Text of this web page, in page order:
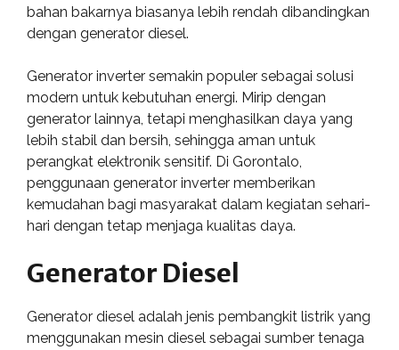
bahan bakarnya biasanya lebih rendah dibandingkan
dengan generator diesel.
Generator inverter semakin populer sebagai solusi
modern untuk kebutuhan energi. Mirip dengan
generator lainnya, tetapi menghasilkan daya yang
lebih stabil dan bersih, sehingga aman untuk
perangkat elektronik sensitif. Di Gorontalo,
penggunaan generator inverter memberikan
kemudahan bagi masyarakat dalam kegiatan sehari-
hari dengan tetap menjaga kualitas daya.
Generator Diesel
Generator diesel adalah jenis pembangkit listrik yang
menggunakan mesin diesel sebagai sumber tenaga